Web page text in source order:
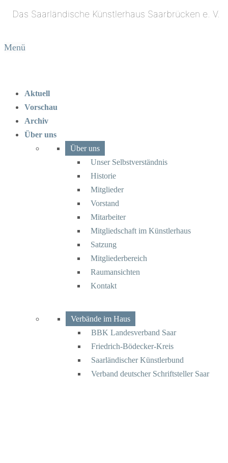
Menü
Aktuell
Vorschau
Archiv
Über uns
Über uns
Unser Selbstverständnis
Historie
Mitglieder
Vorstand
Mitarbeiter
Mitgliedschaft im Künstlerhaus
Satzung
Mitgliederbereich
Raumansichten
Kontakt
Verbände im Haus
BBK Landesverband Saar
Friedrich-Bödecker-Kreis
Saarländischer Künstlerbund
Verband deutscher Schriftsteller Saar